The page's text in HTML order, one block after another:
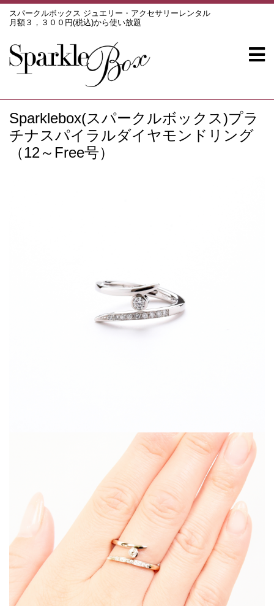
スパークルボックス ジュエリー・アクセサリーレンタル
月額３，３００円(税込)から使い放題
Sparklebox(スパークルボックス)プラ
チナスパイラルダイヤモンドリング
（12～Free号）